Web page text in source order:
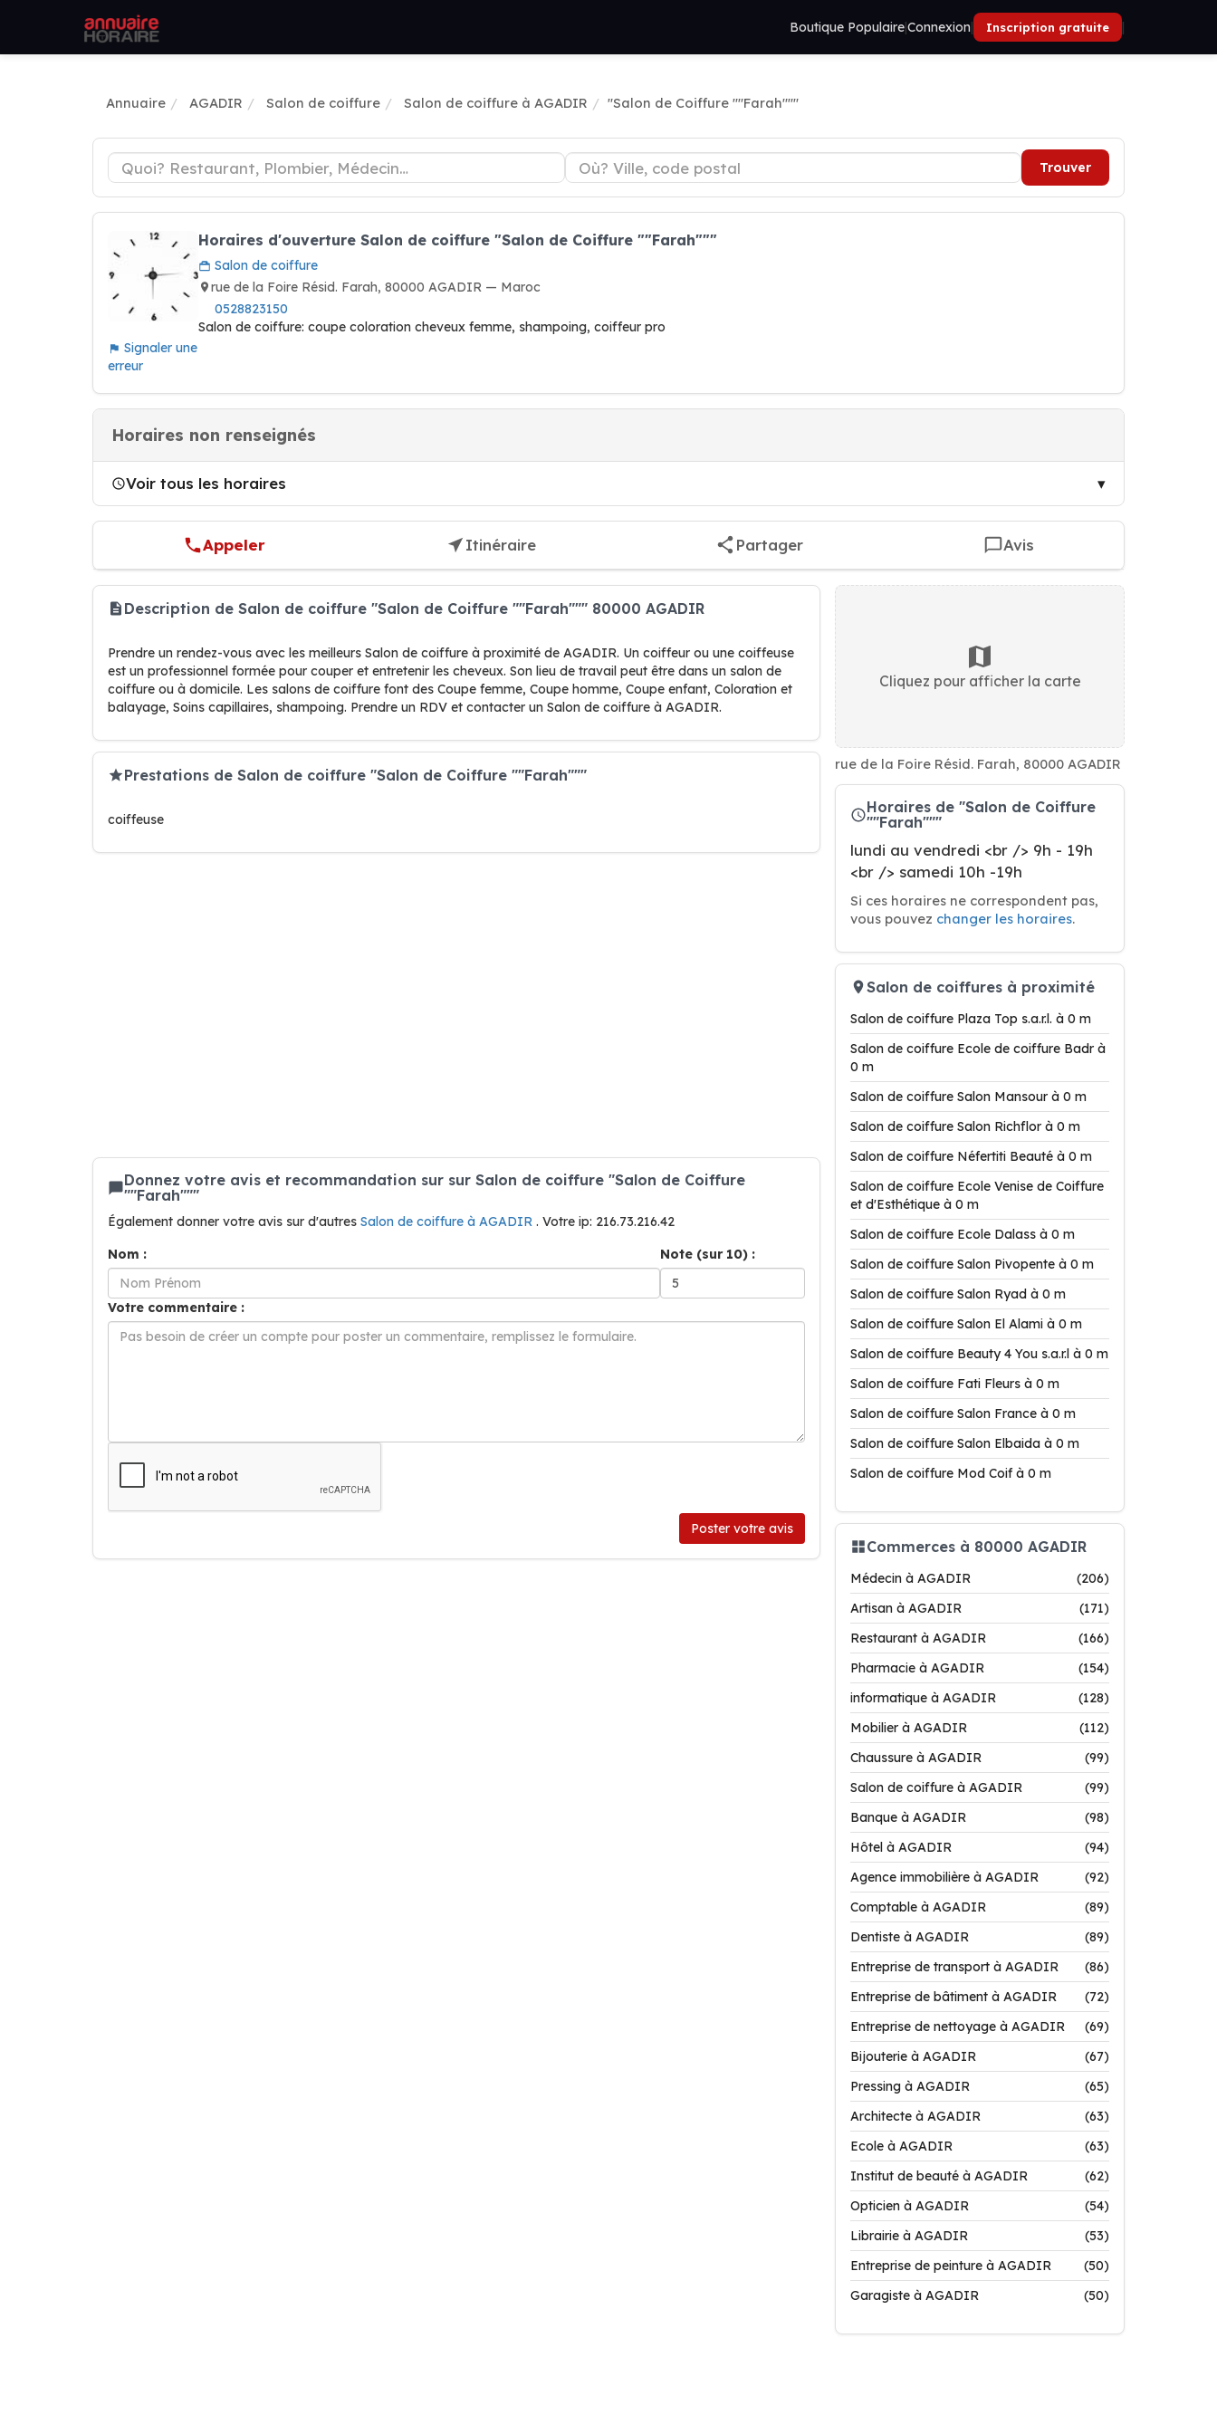
Boutique Populaire|Connexion| Inscription gratuite |
Annuaire AGADIR Salon de coiffure Salon de coiffure à AGADIR "Salon de Coiffure ""Farah"""
Trouver
Signaler une
erreur
Horaires d'ouverture Salon de coiffure "Salon de Coiffure ""Farah"""
Salon de coiffure
rue de la Foire Résid. Farah, 80000 AGADIR — Maroc
0528823150
Salon de coiffure: coupe coloration cheveux femme, shampoing, coiffeur pro
Horaires non renseignés
Voir tous les horaires
Appeler Itinéraire Partager Avis
Description de Salon de coiffure "Salon de Coiffure ""Farah""" 80000 AGADIR
Prendre un rendez-vous avec les meilleurs Salon de coiffure à proximité de AGADIR. Un coiffeur ou une coiffeuse
est un professionnel formée pour couper et entretenir les cheveux. Son lieu de travail peut être dans un salon de
coiffure ou à domicile. Les salons de coiffure font des Coupe femme, Coupe homme, Coupe enfant, Coloration et
balayage, Soins capillaires, shampoing. Prendre un RDV et contacter un Salon de coiffure à AGADIR.
Prestations de Salon de coiffure "Salon de Coiffure ""Farah"""
coiffeuse
Donnez votre avis et recommandation sur sur Salon de coiffure "Salon de Coiffure
""Farah"""
Également donner votre avis sur d'autres Salon de coiffure à AGADIR . Votre ip: 216.73.216.42
Nom :
Note (sur 10) :
Votre commentaire :
Poster votre avis
Cliquez pour afficher la carte
rue de la Foire Résid. Farah, 80000 AGADIR
Horaires de "Salon de Coiffure
""Farah"""
lundi au vendredi <br /> 9h - 19h
<br /> samedi 10h -19h
Si ces horaires ne correspondent pas,
vous pouvez changer les horaires.
Salon de coiffures à proximité
Salon de coiffure Plaza Top s.a.r.l. à 0 m
Salon de coiffure Ecole de coiffure Badr à
0 m
Salon de coiffure Salon Mansour à 0 m
Salon de coiffure Salon Richflor à 0 m
Salon de coiffure Néfertiti Beauté à 0 m
Salon de coiffure Ecole Venise de Coiffure
et d'Esthétique à 0 m
Salon de coiffure Ecole Dalass à 0 m
Salon de coiffure Salon Pivopente à 0 m
Salon de coiffure Salon Ryad à 0 m
Salon de coiffure Salon El Alami à 0 m
Salon de coiffure Beauty 4 You s.a.r.l à 0 m
Salon de coiffure Fati Fleurs à 0 m
Salon de coiffure Salon France à 0 m
Salon de coiffure Salon Elbaida à 0 m
Salon de coiffure Mod Coif à 0 m
Commerces à 80000 AGADIR
Médecin à AGADIR
(206)
Artisan à AGADIR
(171)
Restaurant à AGADIR
(166)
Pharmacie à AGADIR
(154)
informatique à AGADIR
(128)
Mobilier à AGADIR
(112)
Chaussure à AGADIR
(99)
Salon de coiffure à AGADIR
(99)
Banque à AGADIR
(98)
Hôtel à AGADIR
(94)
Agence immobilière à AGADIR
(92)
Comptable à AGADIR
(89)
Dentiste à AGADIR
(89)
Entreprise de transport à AGADIR
(86)
Entreprise de bâtiment à AGADIR
(72)
Entreprise de nettoyage à AGADIR
(69)
Bijouterie à AGADIR
(67)
Pressing à AGADIR
(65)
Architecte à AGADIR
(63)
Ecole à AGADIR
(63)
Institut de beauté à AGADIR
(62)
Opticien à AGADIR
(54)
Librairie à AGADIR
(53)
Entreprise de peinture à AGADIR
(50)
Garagiste à AGADIR
(50)